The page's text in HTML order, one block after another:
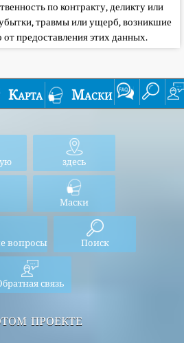
по контракту, деликту или
травмы или ущерб, возникшие
предоставления этих данных.
Карта Маски
здесь
Маски
вопросы Поиск
связь
проекте